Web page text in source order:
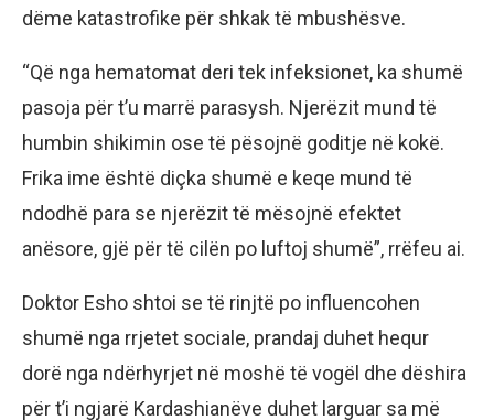
dëme katastrofike për shkak të mbushësve.
“Që nga hematomat deri tek infeksionet, ka shumë
pasoja për t’u marrë parasysh. Njerëzit mund të
humbin shikimin ose të pësojnë goditje në kokë.
Frika ime është diçka shumë e keqe mund të
ndodhë para se njerëzit të mësojnë efektet
anësore, gjë për të cilën po luftoj shumë”, rrëfeu ai.
Doktor Esho shtoi se të rinjtë po influencohen
shumë nga rrjetet sociale, prandaj duhet hequr
dorë nga ndërhyrjet në moshë të vogël dhe dëshira
për t’i ngjarë Kardashianëve duhet larguar sa më